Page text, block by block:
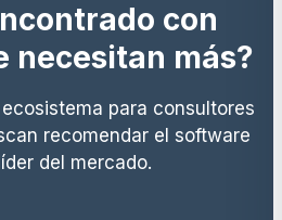
con
necesitan más?
para consultores
recomendar el software
del mercado.